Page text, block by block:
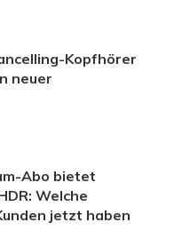
Kopfhörer
neuer
Abo bietet
Welche
jetzt haben